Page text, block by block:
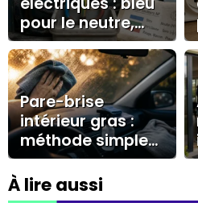
pour le neutre,
vert/jaune pour la
terre, marron ou
noir pour la phase
Pare-brise
intérieur gras :
méthode simple
pour enlever le
voile et éviter les
traces
À lire aussi